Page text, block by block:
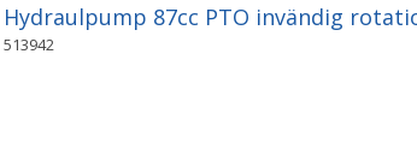
Hydraulpump 87cc PTO invändig
513942